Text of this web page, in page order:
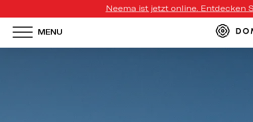
Neema ist jetzt online. Entdecken
MENU